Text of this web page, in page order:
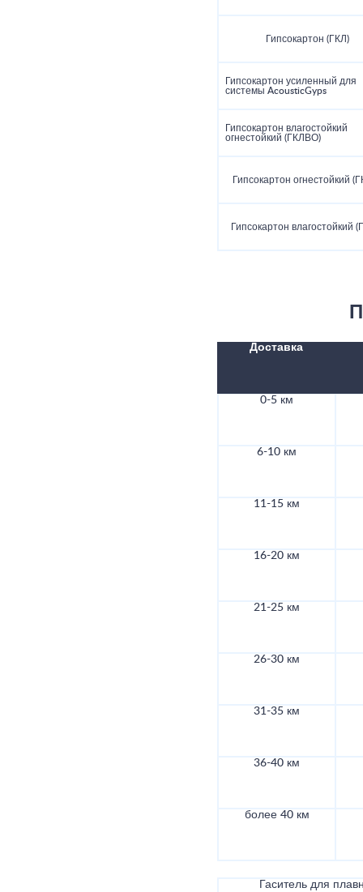
Гипсокартон (ГКЛ)
Гипсокартон усиленный для
системы AcousticGyps
Гипсокартон влагостойкий
огнестойкий (ГКЛВО)
Гипсокартон огнестойкий
Гипсокартон влагостойкий
Доставка
0-5 км
6-10 км
11-15 км
16-20 км
21-25 км
26-30 км
31-35 км
36-40 км
более 40 км
Гаситель для